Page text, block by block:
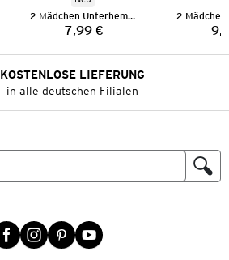
2 Mädchen Unterhemden
Preis:
7,99 €
KOSTENLOSE LIEFERUNG
in alle deutschen Filialen